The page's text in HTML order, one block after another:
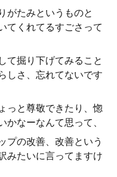
がたみというものと
てくれてるすごさって
て掘り下げてみること
しさ、忘れてないです
っと尊敬できたり、惚
なーなんて思って、
プの改善、改善という
みたいに言ってますけ